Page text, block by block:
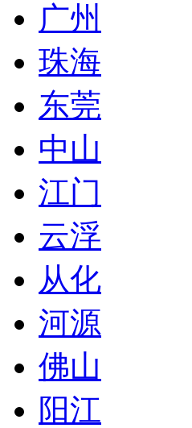
广州
珠海
东莞
中山
江门
云浮
从化
河源
佛山
阳江